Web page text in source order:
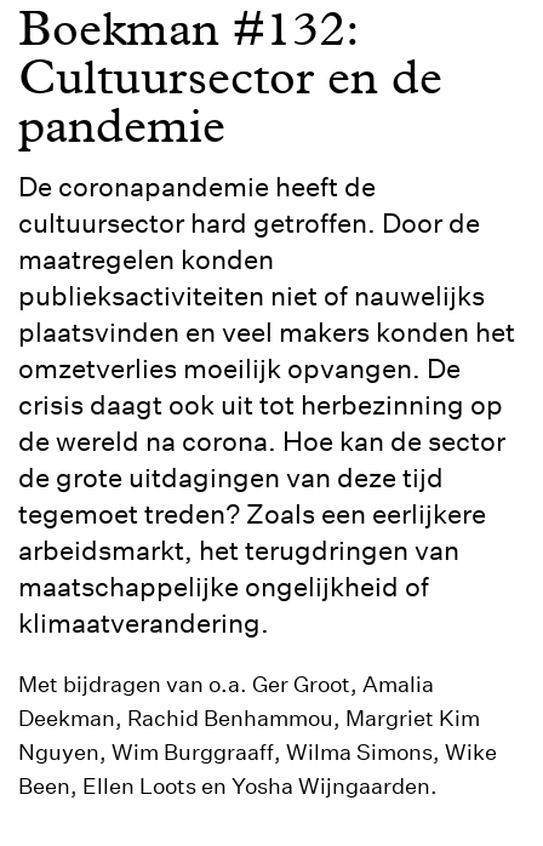
Boekman #132:
Cultuursector en de
pandemie
De coronapandemie heeft de
cultuursector hard getroffen. Door de
maatregelen konden
publieksactiviteiten niet of nauwelijks
plaatsvinden en veel makers konden het
omzetverlies moeilijk opvangen. De
crisis daagt ook uit tot herbezinning op
de wereld na corona. Hoe kan de sector
de grote uitdagingen van deze tijd
tegemoet treden? Zoals een eerlijkere
arbeidsmarkt, het terugdringen van
maatschappelijke ongelijkheid of
klimaatverandering.
Met bijdragen van o.a. Ger Groot, Amalia
Deekman, Rachid Benhammou, Margriet Kim
Nguyen, Wim Burggraaff, Wilma Simons, Wike
Been, Ellen Loots en Yosha Wijngaarden.